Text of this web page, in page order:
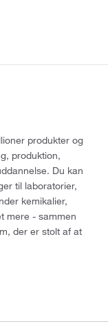
produkter og
produktion,
Du kan
til laboratorier,
kemikalier,
mere - sammen
der er stolt af at